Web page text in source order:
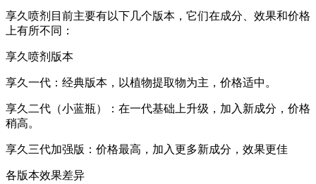
享久喷剂目前主要有以下几个版本，它们在成分、效果和价格
上有所不同：
享久喷剂版本
享久一代：经典版本，以植物提取物为主，价格适中。
享久二代（小蓝瓶）：在一代基础上升级，加入新成分，价格
稍高。
享久三代加强版：价格最高，加入更多新成分，效果更佳
各版本效果差异